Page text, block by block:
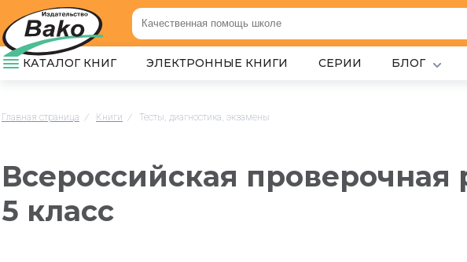
КАТАЛОГ КНИГ ЭЛЕКТРОННЫЕ КНИГИ СЕРИИ БЛОГ
Главная страница / Книги / Тесты, диагностика, экзамены
Всероссийская проверочная
5 класс